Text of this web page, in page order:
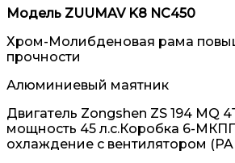
Модель ZUUMAV K8 NC450
Хром-Молибденовая рама
прочности
Алюминиевый маятник
Двигатель Zongshen ZS 194 MQ
мощность 45 л.с.Коробка 6-
охлаждение с вентилятором